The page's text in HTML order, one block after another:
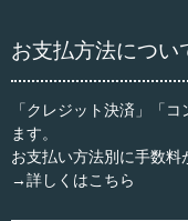
お支払方法につい
「クレジット決済」「
ます。
お支払い方法別に手数料
→詳しくはこちら